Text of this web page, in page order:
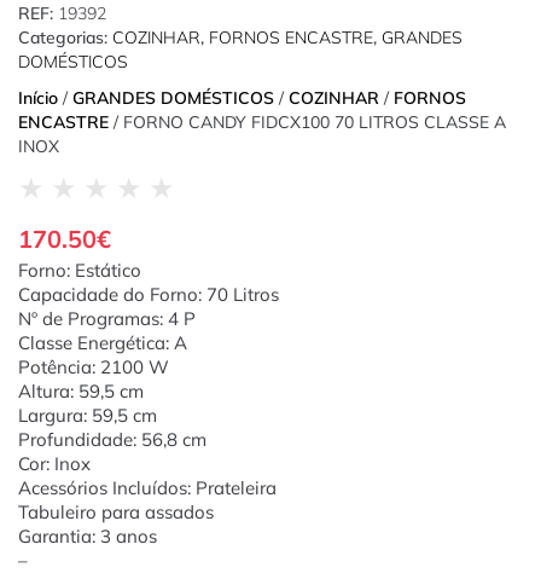
REF: 19392
Categorias: COZINHAR, FORNOS ENCASTRE, GRANDES
DOMÉSTICOS
Início / GRANDES DOMÉSTICOS / COZINHAR / FORNOS
ENCASTRE / FORNO CANDY FIDCX100 70 LITROS CLASSE A
INOX
★ ★ ★ ★ ★
170.50€
Forno: Estático
Capacidade do Forno: 70 Litros
Nº de Programas: 4 P
Classe Energética: A
Potência: 2100 W
Altura: 59,5 cm
Largura: 59,5 cm
Profundidade: 56,8 cm
Cor: Inox
Acessórios Incluídos: Prateleira
Tabuleiro para assados
Garantia: 3 anos
–